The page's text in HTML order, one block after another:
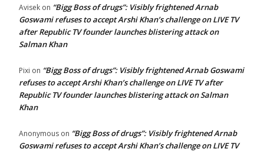
Avisek on “Bigg Boss of drugs”: Visibly frightened Arnab
Goswami refuses to accept Arshi Khan’s challenge on LIVE TV
after Republic TV founder launches blistering attack on
Salman Khan
Pixi on “Bigg Boss of drugs”: Visibly frightened Arnab Goswami
refuses to accept Arshi Khan’s challenge on LIVE TV after
Republic TV founder launches blistering attack on Salman
Khan
Anonymous on “Bigg Boss of drugs”: Visibly frightened Arnab
Goswami refuses to accept Arshi Khan’s challenge on LIVE TV